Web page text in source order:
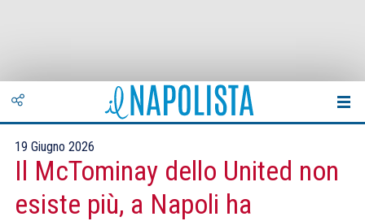
19 Giugno 2026
Il McTominay dello United non
esiste più, a Napoli ha